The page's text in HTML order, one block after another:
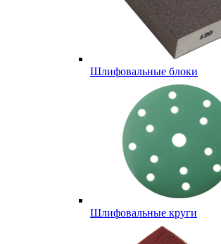
Шлифовальные блоки
Шлифовальные круги